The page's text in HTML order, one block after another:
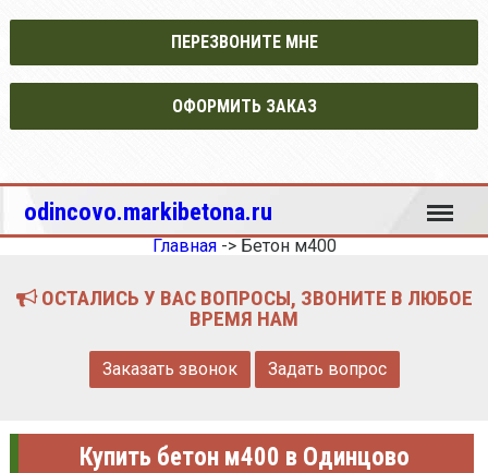
ПЕРЕЗВОНИТЕ МНЕ
ОФОРМИТЬ ЗАКАЗ
odincovo.markibetona.ru Меню
Главная-> Бетон м400
ОСТАЛИСЬ У ВАС ВОПРОСЫ, ЗВОНИТЕ В ЛЮБОЕ
ВРЕМЯ НАМ
Заказать звонок Задать вопрос
Купить бетон м400 в Одинцово